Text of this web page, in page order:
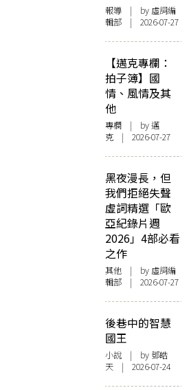
報導 | by 虛詞編
輯部 | 2026-07-27
【邁克專欄：
拍子簿】國
情、風情及其
他
專欄 | by邁
克 | 2026-07-27
黑夜漫長，但
我們拒絕失聲
虛詞精選「歐
亞紀錄片週
2026」4部必看
之作
其他 | by 虛詞編
輯部 | 2026-07-27
後巷中的智慧
國王
小說 | by 鄧皓
天 | 2026-07-24